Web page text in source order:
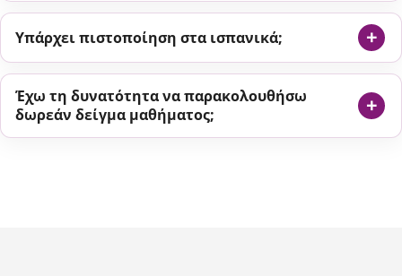
Υπάρχει πιστοποίηση στα ισπανικά;
Έχω τη δυνατότητα να παρακολουθήσω
δωρεάν δείγμα μαθήματος;